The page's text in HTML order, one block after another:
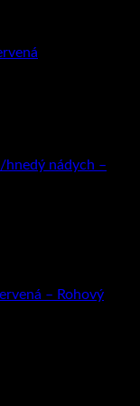
hnedý nádych –
– Rohový